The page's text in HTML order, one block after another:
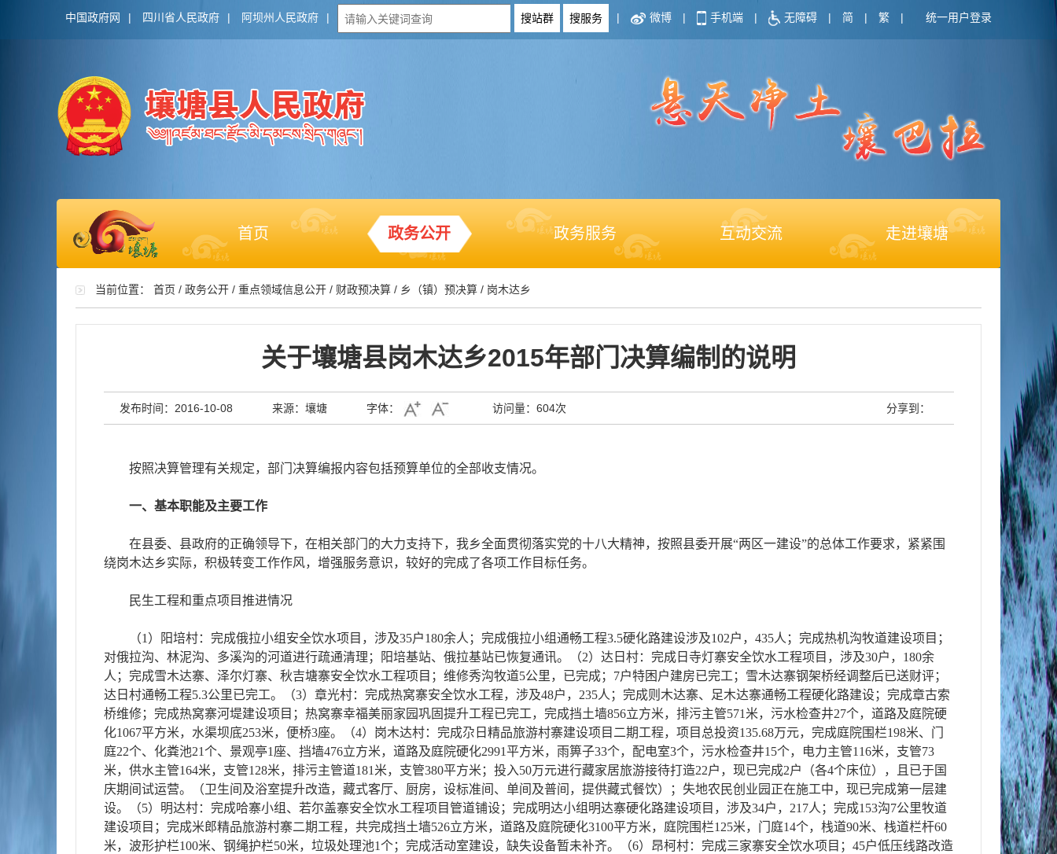
中国政府网 | 四川省人民政府 | 阿坝州人民政府 | | 微博 | 手机端 | 无障碍 | 简 | 繁 | 统一用户登录
首页 政务公开 政务服务 互动交流 走进壤塘
当前位置： 首页 / 政务公开 / 重点领域信息公开 / 财政预决算 / 乡（镇）预决算 / 岗木达乡
关于壤塘县岗木达乡2015年部门决算编制的说明
发布时间：2016-10-08 来源：壤塘 字体： 访问量： 604次 分享到：
按照决算管理有关规定，部门决算编报内容包括预算单位的全部收支情况。
一、基本职能及主要工作
在县委、县政府的正确领导下，在相关部门的大力支持下，我乡全面贯彻落实党的十八大精神，按照县委开展“两区一建设”的总体工作要求，紧紧围
绕岗木达乡实际，积极转变工作作风，增强服务意识，较好的完成了各项工作目标任务。
民生工程和重点项目推进情况
（1）阳培村：完成俄拉小组安全饮水项目，涉及35户180余人；完成俄拉小组通畅工程3.5硬化路建设涉及102户，435人；完成热机沟牧道建设项目；
对俄拉沟、林泥沟、多溪沟的河道进行疏通清理；阳培基站、俄拉基站已恢复通讯。（2）达日村：完成日寺灯寨安全饮水工程项目，涉及30户，180余
人；完成雪木达寨、泽尔灯寨、秋吉塘寨安全饮水工程项目；维修秀沟牧道5公里，已完成；7户特困户建房已完工；雪木达寨钢架桥经调整后已送财评；
达日村通畅工程5.3公里已完工。（3）章光村：完成热窝寨安全饮水工程，涉及48户，235人；完成则木达寨、足木达寨通畅工程硬化路建设；完成章古索
桥维修；完成热窝寨河堤建设项目；热窝寨幸福美丽家园巩固提升工程已完工，完成挡土墙856立方米，排污主管571米，污水检查井27个，道路及庭院硬
化1067平方米，水渠坝底253米，便桥3座。（4）岗木达村：完成尕日精品旅游村寨建设项目二期工程，项目总投资135.68万元，完成庭院围栏198米、门
庭22个、化粪池21个、景观亭1座、挡墙476立方米，道路及庭院硬化2991平方米，雨箅子33个，配电室3个，污水检查井15个，电力主管116米，支管73
米，供水主管164米，支管128米，排污主管道181米，支管380平方米；投入50万元进行藏家居旅游接待打造22户，现已完成2户（各4个床位），且已于国
庆期间试运营。（卫生间及浴室提升改造，藏式客厅、厨房，设标准间、单间及普间，提供藏式餐饮）；失地农民创业园正在施工中，现已完成第一层建
设。（5）明达村：完成哈寨小组、若尔盖寨安全饮水工程项目管道铺设；完成明达小组明达寨硬化路建设项目，涉及34户，217人；完成153沟7公里牧道
建设项目；完成米郎精品旅游村寨二期工程，共完成挡土墙526立方米，道路及庭院硬化3100平方米，庭院围栏125米，门庭14个，栈道90米、栈道栏杆60
米，波形护栏100米、钢绳护栏50米，垃圾处理池1个；完成活动室建设，缺失设备暂未补齐。（6）昂柯村：完成三家寨安全饮水项目；45户低压线路改造